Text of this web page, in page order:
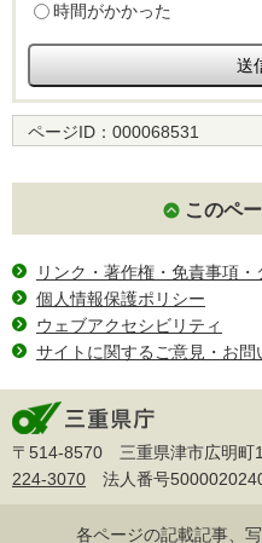
時間がかかった
ページID： 000068531
このペ
リンク・著作権・免責事項・
個人情報保護ポリシー
ウェブアクセシビリティ
サイトに関するご意見・お問
〒514-8570 三重県津市広明町
224-3070 法人番号
各ページの記載記事、